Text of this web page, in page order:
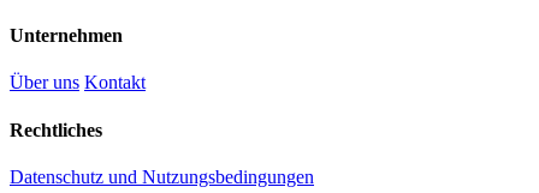
Unternehmen
Über uns Kontakt
Rechtliches
Datenschutz und Nutzungsbedingungen